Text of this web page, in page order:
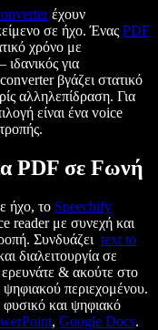
έχουν
σε ήχο. Ένας PDF
χρόνο με
για
βγάζει στατικό
αλληλεπίδραση. Για
είναι ένα voice
PDF σε Fωνή
ήχο, το Speechify
reader με συνεχή και
Συνδυάζει text to
διαλειτουργία σε
& ακούτε στο
περιεχομένου.
και ψηφιακό
, Google Docs.